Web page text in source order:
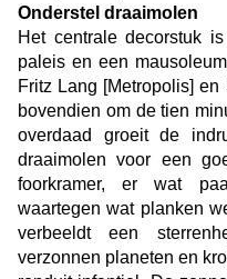
Onderstel draaimolen
Het centrale decorstuk
paleis en een
Fritz Lang [Metropolis]
bovendien om de tien
overdaad groeit de
draaimolen voor een
foorkramer, er wat
waartegen wat planken
verbeeldt een
verzonnen planeten en